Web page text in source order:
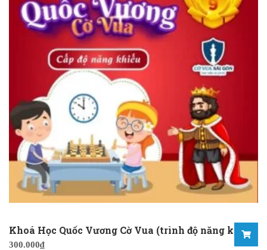
Khoá Học Quốc Vương Cờ Vua (trình độ năng khiếu)
300.000₫